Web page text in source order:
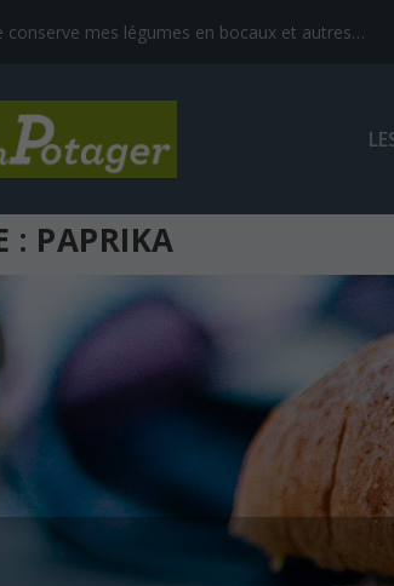
conserve mes légumes en bocaux et autres…
: PAPRIKA